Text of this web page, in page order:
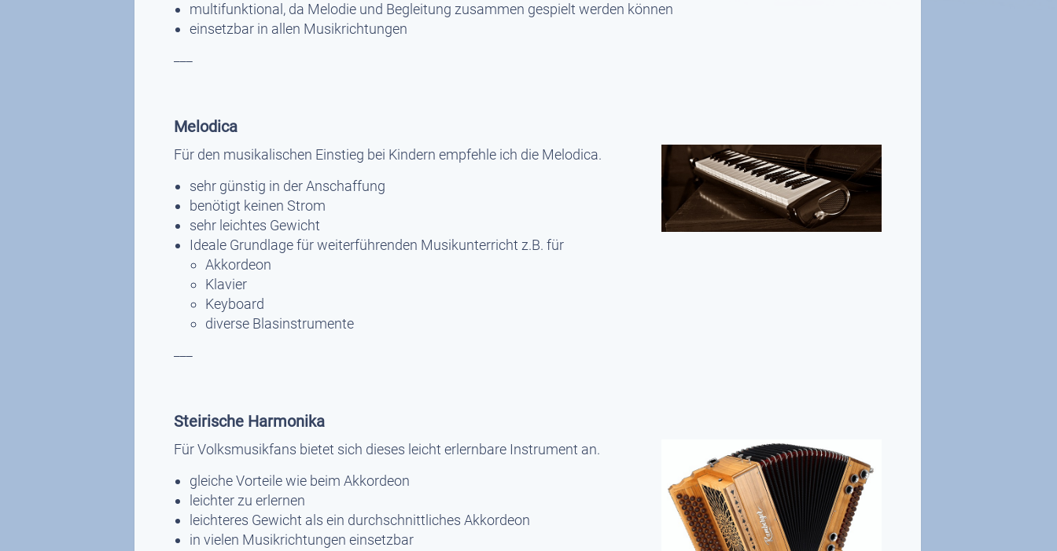
multifunktional, da Melodie und Begleitung zusammen gespielt werden können
einsetzbar in allen Musikrichtungen
Melodica
Für den musikalischen Einstieg bei Kindern empfehle ich die Melodica.
sehr günstig in der Anschaffung
benötigt keinen Strom
sehr leichtes Gewicht
Ideale Grundlage für weiterführenden Musikunterricht z.B. für
Akkordeon
Klavier
Keyboard
diverse Blasinstrumente
Steirische Harmonika
Für Volksmusikfans bietet sich dieses leicht erlernbare Instrument an.
gleiche Vorteile wie beim Akkordeon
leichter zu erlernen
leichteres Gewicht als ein durchschnittliches Akkordeon
in vielen Musikrichtungen einsetzbar